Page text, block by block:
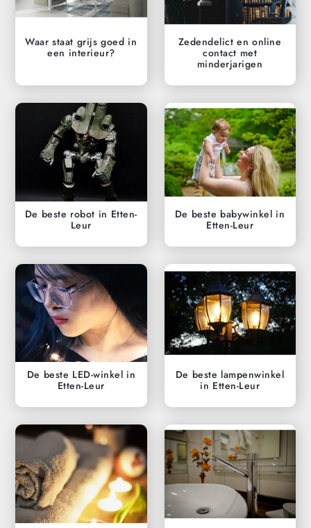
Waar staat grijs goed in
een interieur?
Zedendelict en online
contact met
minderjarigen
De beste robot in Etten-
Leur
De beste babywinkel in
Etten-Leur
De beste LED-winkel in
Etten-Leur
De beste lampenwinkel
in Etten-Leur